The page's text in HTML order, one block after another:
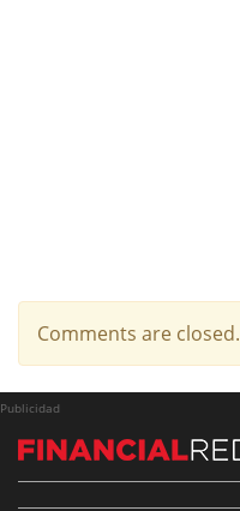
Comments are closed.
Publicidad